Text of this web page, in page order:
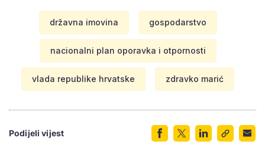
državna imovina gospodarstvo
nacionalni plan oporavka i otpornosti
vlada republike hrvatske zdravko marić
Podijeli vijest